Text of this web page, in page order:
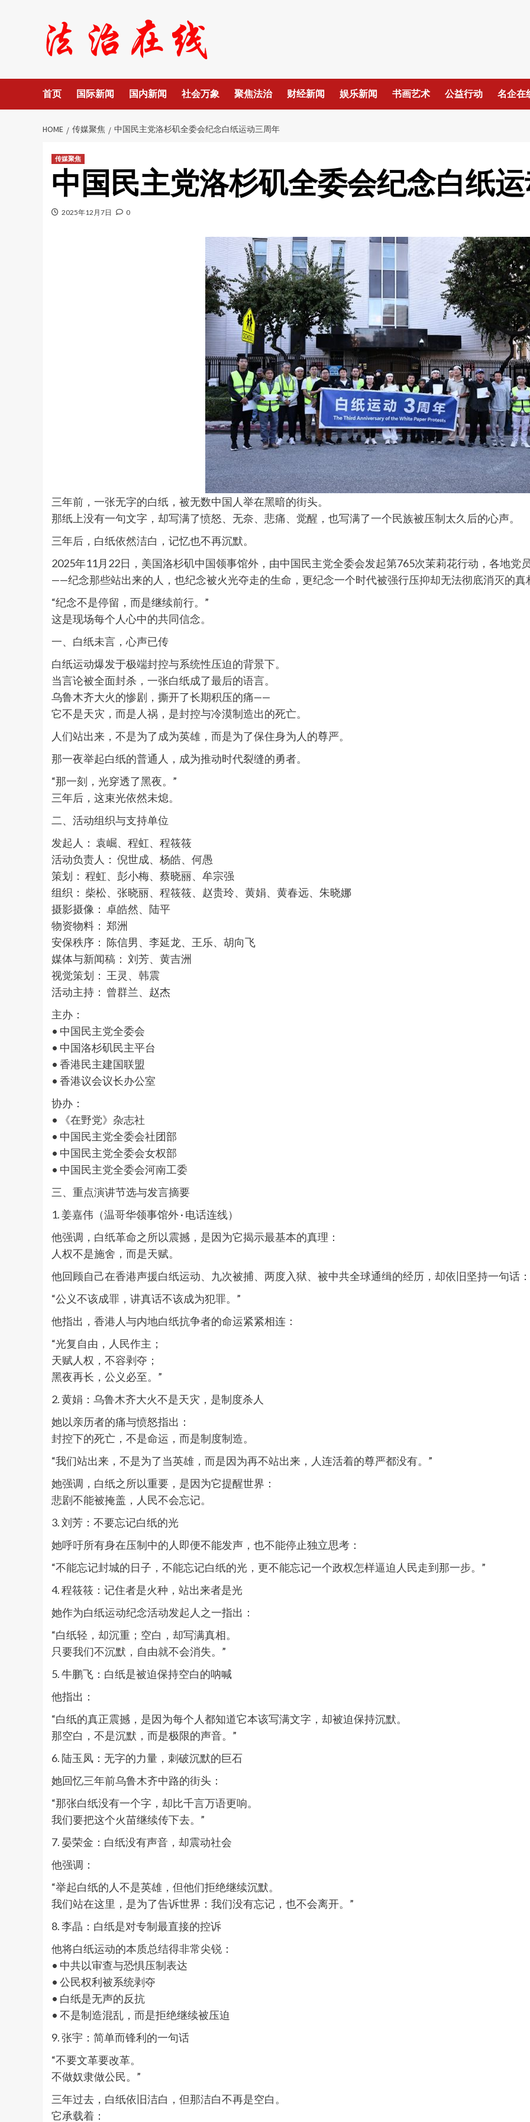
首页 国际新闻 国内新闻 社会万象 聚焦法治 财经新闻 娱乐新闻 书画艺术 公益行动 名企在
HOME 传媒聚焦 中国民主党洛杉矶全委会纪念白纸运动三周年
传媒聚焦
中国民主党洛杉矶全委会纪念白纸
2025年12月7日 0
三年前，一张无字的白纸，被无数中国人举在黑暗的街头。
那纸上没有一句文字，却写满了愤怒、无奈、悲痛、觉醒，也写满了一个民族被压制太久后的心声。
三年后，白纸依然洁白，记忆也不再沉默。
2025年11月22日，美国洛杉矶中国领事馆外，由中国民主党全委会发起第765次茉莉花行动，各地党
——纪念那些站出来的人，也纪念被火光夺走的生命，更纪念一个时代被强行压抑却无法彻底消灭的真
“纪念不是停留，而是继续前行。”
这是现场每个人心中的共同信念。
一、白纸未言，心声已传
白纸运动爆发于极端封控与系统性压迫的背景下。
当言论被全面封杀，一张白纸成了最后的语言。
乌鲁木齐大火的惨剧，撕开了长期积压的痛——
它不是天灾，而是人祸，是封控与冷漠制造出的死亡。
人们站出来，不是为了成为英雄，而是为了保住身为人的尊严。
那一夜举起白纸的普通人，成为推动时代裂缝的勇者。
“那一刻，光穿透了黑夜。”
三年后，这束光依然未熄。
二、活动组织与支持单位
发起人： 袁崛、程虹、程筱筱
活动负责人： 倪世成、杨皓、何愚
策划： 程虹、彭小梅、蔡晓丽、牟宗强
组织： 柴松、张晓丽、程筱筱、赵贵玲、黄娟、黄春远、朱晓娜
摄影摄像： 卓皓然、陆平
物资物料： 郑洲
安保秩序： 陈信男、李延龙、王乐、胡向飞
媒体与新闻稿： 刘芳、黄吉洲
视觉策划： 王灵、韩震
活动主持： 曾群兰、赵杰
主办：
• 中国民主党全委会
• 中国洛杉矶民主平台
• 香港民主建国联盟
• 香港议会议长办公室
协办：
• 《在野党》杂志社
• 中国民主党全委会社团部
• 中国民主党全委会女权部
• 中国民主党全委会河南工委
三、重点演讲节选与发言摘要
1. 姜嘉伟（温哥华领事馆外 · 电话连线）
他强调，白纸革命之所以震撼，是因为它揭示最基本的真理：
人权不是施舍，而是天赋。
他回顾自己在香港声援白纸运动、九次被捕、两度入狱、被中共全球通缉的经历，却依旧坚持一句话：
“公义不该成罪，讲真话不该成为犯罪。”
他指出，香港人与内地白纸抗争者的命运紧紧相连：
“光复自由，人民作主；
天赋人权，不容剥夺；
黑夜再长，公义必至。”
2. 黄娟：乌鲁木齐大火不是天灾，是制度杀人
她以亲历者的痛与愤怒指出：
封控下的死亡，不是命运，而是制度制造。
“我们站出来，不是为了当英雄，而是因为再不站出来，人连活着的尊严都没有。”
她强调，白纸之所以重要，是因为它提醒世界：
悲剧不能被掩盖，人民不会忘记。
3. 刘芳：不要忘记白纸的光
她呼吁所有身在压制中的人即便不能发声，也不能停止独立思考：
“不能忘记封城的日子，不能忘记白纸的光，更不能忘记一个政权怎样逼迫人民走到那一步。”
4. 程筱筱：记住者是火种，站出来者是光
她作为白纸运动纪念活动发起人之一指出：
“白纸轻，却沉重；空白，却写满真相。
只要我们不沉默，自由就不会消失。”
5. 牛鹏飞：白纸是被迫保持空白的呐喊
他指出：
“白纸的真正震撼，是因为每个人都知道它本该写满文字，却被迫保持沉默。
那空白，不是沉默，而是极限的声音。”
6. 陆玉凤：无字的力量，刺破沉默的巨石
她回忆三年前乌鲁木齐中路的街头：
“那张白纸没有一个字，却比千言万语更响。
我们要把这个火苗继续传下去。”
7. 晏荣金：白纸没有声音，却震动社会
他强调：
“举起白纸的人不是英雄，但他们拒绝继续沉默。
我们站在这里，是为了告诉世界：我们没有忘记，也不会离开。”
8. 李晶：白纸是对专制最直接的控诉
他将白纸运动的本质总结得非常尖锐：
• 中共以审查与恐惧压制表达
• 公民权利被系统剥夺
• 白纸是无声的反抗
• 不是制造混乱，而是拒绝继续被压迫
9. 张宇：简单而锋利的一句话
“不要文革要改革。
不做奴隶做公民。”
三年过去，白纸依旧洁白，但那洁白不再是空白。
它承载着：